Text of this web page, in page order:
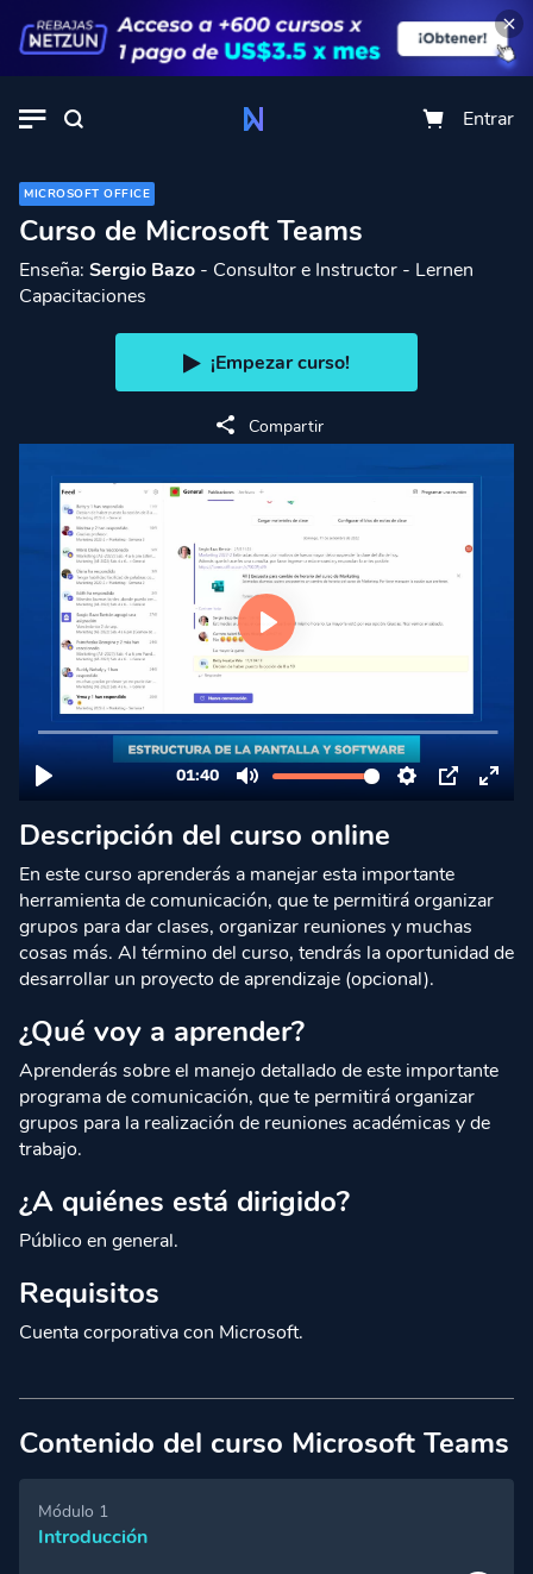
Entrar
MICROSOFT OFFICE
Curso de Microsoft Teams
Enseña: Sergio Bazo - Consultor e Instructor - Lernen
Capacitaciones
¡Empezar curso!
Compartir
Descripción del curso online
En este curso aprenderás a manejar esta importante
herramienta de comunicación, que te permitirá organizar
grupos para dar clases, organizar reuniones y muchas
cosas más. Al término del curso, tendrás la oportunidad de
desarrollar un proyecto de aprendizaje (opcional).
¿Qué voy a aprender?
Aprenderás sobre el manejo detallado de este importante
programa de comunicación, que te permitirá organizar
grupos para la realización de reuniones académicas y de
trabajo.
¿A quiénes está dirigido?
Público en general.
Requisitos
Cuenta corporativa con Microsoft.
Contenido del curso Microsoft Teams
Módulo 1
Introducción